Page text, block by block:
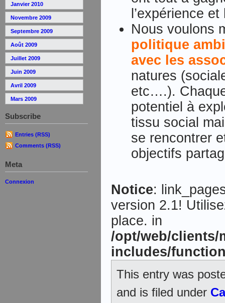
Janvier 2010
Novembre 2009
Septembre 2009
Août 2009
Juillet 2009
Juin 2009
Avril 2009
Mars 2009
Subscribe
Entries (RSS)
Comments (RSS)
Meta
Connexion
l’expérience
Nous voulons
politique
avec les
natures
etc….).
potentiel à
tissu social
se rencontrer
objectifs
Notice:
version 2.1!
place. in
/opt/web/clients/
includes/
This entry was
and is filed under